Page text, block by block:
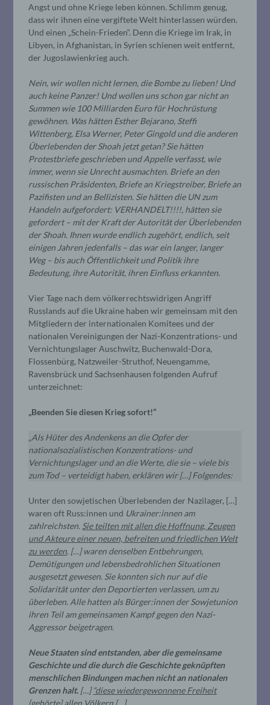
Angst und ohne Kriege leben können. Schlimm genug,
dass wir ihnen eine vergiftete Welt hinterlassen würden.
Und einen „Schein-Frieden“. Denn die Kriege im Irak, in
Libyen, in Afghanistan, in Syrien schienen weit entfernt,
der Jugoslawienkrieg auch.
Nein, wir wollen nicht lernen, die Bombe zu lieben! Und
auch keine Panzer! Und wollen uns schon gar nicht an
Summen wie 100 Milliarden Euro für Hochrüstung
gewöhnen. Was hätten Esther Bejarano, Steffi
Wittenberg, Elsa Werner, Peter Gingold und die anderen
Überlebenden der Shoah jetzt getan? Sie hätten
Protestbriefe geschrieben und Appelle verfasst, wie
immer, wenn sie Unrecht ausmachten. Briefe an den
russischen Präsidenten, Briefe an Kriegstreiber, Briefe an
Pazifisten und an Bellizisten. Sie hätten die UN zum
Handeln aufgefordert: VERHANDELT!!!!, hätten sie
gefordert – mit der Kraft der Autorität der Überlebenden
der Shoah. Ihnen wurde endlich zugehört, endlich, seit
einigen Jahren jedenfalls – das war ein langer, langer
Weg – bis auch Öffentlichkeit und Politik ihre
Bedeutung, ihre Autorität, ihren Einfluss erkannten.
Vier Tage nach dem völkerrechtswidrigen Angriff
Russlands auf die Ukraine haben wir gemeinsam mit den
Mitgliedern der internationalen Komitees und der
nationalen Vereinigungen der Nazi-Konzentrations- und
Vernichtungslager Auschwitz, Buchenwald-Dora,
Flossenbürg, Natzweiler-Struthof, Neuengamme,
Ravensbrück und Sachsenhausen folgenden Aufruf
unterzeichnet:
„Beenden Sie diesen Krieg sofort!“
„Als Hüter des Andenkens an die Opfer der
nationalsozialistischen Konzentrations- und
Vernichtungslager und an die Werte, die sie – viele bis
zum Tod – verteidigt haben, erklären wir […] Folgendes:
Unter den sowjetischen Überlebenden der Nazilager, […]
waren oft Russ:innen und Ukrainer:innen am
zahlreichsten. Sie teilten mit allen die Hoffnung, Zeugen
und Akteure einer neuen, befreiten und friedlichen Welt
zu werden. […]waren denselben Entbehrungen,
Demütigungen und lebensbedrohlichen Situationen
ausgesetzt gewesen. Sie konnten sich nur auf die
Solidarität unter den Deportierten verlassen, um zu
überleben. Alle hatten als Bürger:innen der Sowjetunion
ihren Teil am gemeinsamen Kampf gegen den Nazi-
Aggressor beigetragen.
Neue Staaten sind entstanden, aber die gemeinsame
Geschichte und die durch die Geschichte geknüpften
menschlichen Bindungen machen nicht an nationalen
Grenzen halt. […]“diese wiedergewonnene Freiheit
[gehörte] allen Völkern […].